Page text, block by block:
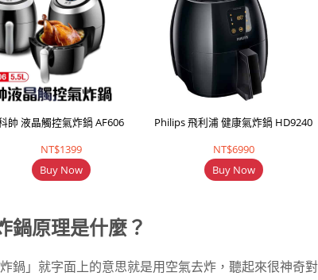
帥 液晶觸控氣炸鍋 AF606
NT$1399
Buy Now
Philips 飛利浦 健康氣炸鍋 HD9240
NT$6990
Buy Now
鍋原理是什麼？
炸鍋」就字面上的意思就是用空氣去炸，聽起來很神